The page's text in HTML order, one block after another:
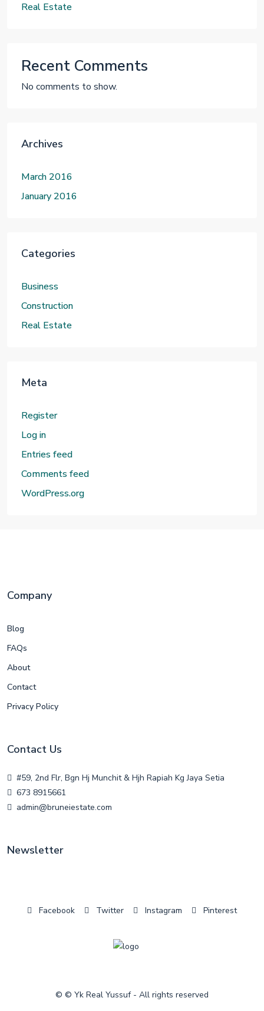
Real Estate
Recent Comments
No comments to show.
Archives
March 2016
January 2016
Categories
Business
Construction
Real Estate
Meta
Register
Log in
Entries feed
Comments feed
WordPress.org
Company
Blog
FAQs
About
Contact
Privacy Policy
Contact Us
#59, 2nd Flr, Bgn Hj Munchit & Hjh Rapiah Kg Jaya Setia
673 8915661
admin@bruneiestate.com
Newsletter
Facebook Twitter Instagram Pinterest
© © Yk Real Yussuf - All rights reserved